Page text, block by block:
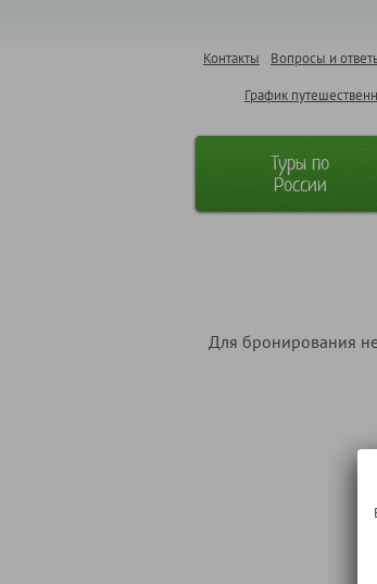
Вопросы и
Контакты
График
Туры по
России
Для бронирования